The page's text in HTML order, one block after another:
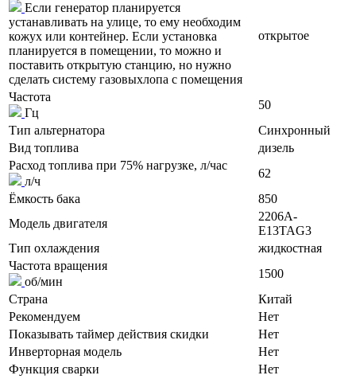
Если генератор планируется
устанавливать на улице, то ему необходим
кожух или контейнер. Если установка
планируется в помещении, то можно и
поставить открытую станцию, но нужно
сделать систему газовыхлопа с помещения
открытое
Частота
Гц
50
Тип альтернатора
Синхронный
Вид топлива
дизель
Расход топлива при 75% нагрузке, л/час
л/ч
62
Ёмкость бака
850
Модель двигателя
2206A-
E13TAG3
Тип охлаждения
жидкостная
Частота вращения
об/мин
1500
Страна
Китай
Рекомендуем
Нет
Показывать таймер действия скидки
Нет
Инверторная модель
Нет
Функция сварки
Нет